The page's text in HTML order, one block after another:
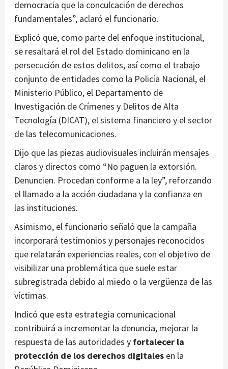
democracia que la conculcación de derechos
fundamentales”, aclaró el funcionario.
Explicó que, como parte del enfoque institucional,
se resaltará el rol del Estado dominicano en la
persecución de estos delitos, así como el trabajo
conjunto de entidades como la Policía Nacional, el
Ministerio Público, el Departamento de
Investigación de Crímenes y Delitos de Alta
Tecnología (DICAT), el sistema financiero y el sector
de las telecomunicaciones.
Dijo que las piezas audiovisuales incluirán mensajes
claros y directos como “No paguen la extorsión.
Denuncien. Procedan conforme a la ley”, reforzando
el llamado a la acción ciudadana y la confianza en
las instituciones.
Asimismo, el funcionario señaló que la campaña
incorporará testimonios y personajes reconocidos
que relatarán experiencias reales, con el objetivo de
visibilizar una problemática que suele estar
subregistrada debido al miedo o la vergüenza de las
víctimas.
Indicó que esta estrategia comunicacional
contribuirá a incrementar la denuncia, mejorar la
respuesta de las autoridades y fortalecer la
protección de los derechos digitales en la